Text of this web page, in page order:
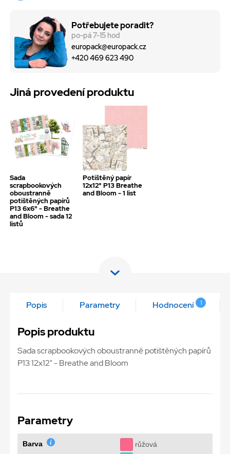
Potřebujete poradit?
po-pá 7-15 hod
europack@europack.cz
+420 469 623 490
Jiná provedení produktu
Sada
scrapbookových
oboustranně
potištěných papírů
P13 6x6" - Breathe
and Bloom - sada 12
listů
Potištěný papír
12x12" P13 Breathe
and Bloom - 1 list
Popis Parametry Hodnocení 1
Popis produktu
Sada scrapbookových oboustranně potištěných papírů
P13 12x12" - Breathe and Bloom
Parametry
Barva
růžová